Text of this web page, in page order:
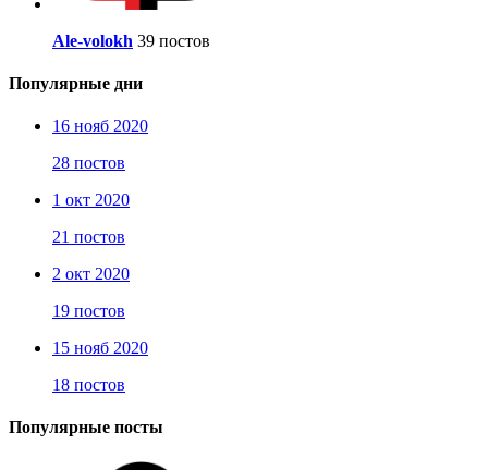
Ale-volokh 39 постов
Популярные дни
16 нояб 2020
28 постов
1 окт 2020
21 постов
2 окт 2020
19 постов
15 нояб 2020
18 постов
Популярные посты